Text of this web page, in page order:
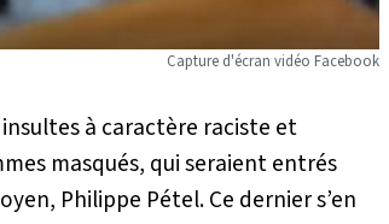
Capture d'écran vidéo Facebook
à caractère raciste et
masqués, qui seraient entrés
Philippe Pétel. Ce dernier s’en